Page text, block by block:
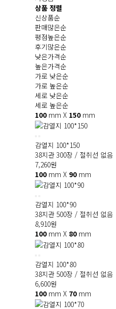
상품 정렬
신상품순
판매많은순
평점높은순
후기많은순
낮은가격순
높은가격순
가로 낮은순
가로 높은순
세로 낮은순
세로 높은순
100 mm X 150 mm
감열지 100*150
38지관 300장 / 절취선 없음
7,260원
100 mm X 90 mm
감열지 100*90
38지관 500장 / 절취선 없음
8,910원
100 mm X 80 mm
감열지 100*80
38지관 500장 / 절취선 없음
6,600원
100 mm X 70 mm